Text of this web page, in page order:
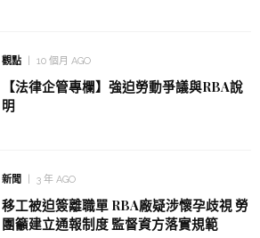
觀點 10 個月 AGO
【法律企管專欄】強迫勞動爭議與RBA說
明
新聞 3 年 AGO
移工被迫簽離職單 RBA廠疑涉懷孕歧視 勞
團籲建立通報制度 監督資方落實規範